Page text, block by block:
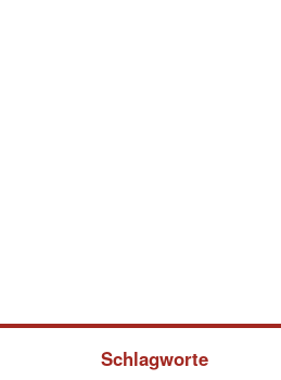
Schlagworte